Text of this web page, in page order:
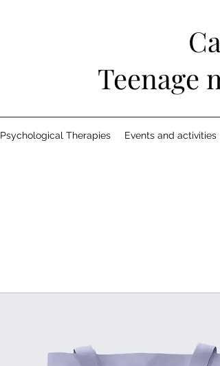
Teenage
Psychological Therapies Events and activities